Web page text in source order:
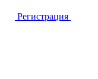
Регистрация